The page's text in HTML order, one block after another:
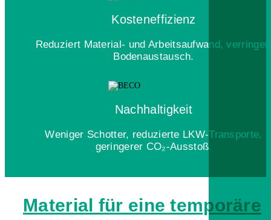
Kosteneffizienz
Reduziert Material- und Arbeitsaufwand,
Bodenaustausch.
Nachhaltigkeit
Weniger Schotter, reduzierte LKW-Transporte,
geringerer CO₂-Ausstoß.
Material für eine temporäre